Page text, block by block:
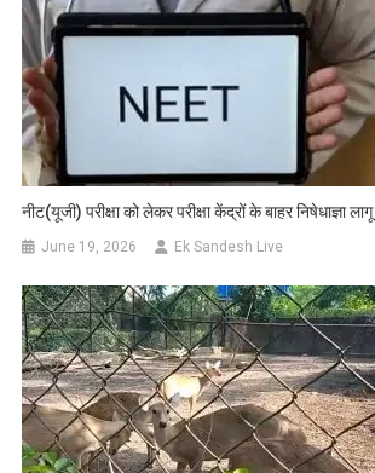
नीट(यूजी) परीक्षा को लेकर परीक्षा केंद्रों के बाहर निषेधाज्ञा लागू
June 19, 2026 Ek Sandesh Live